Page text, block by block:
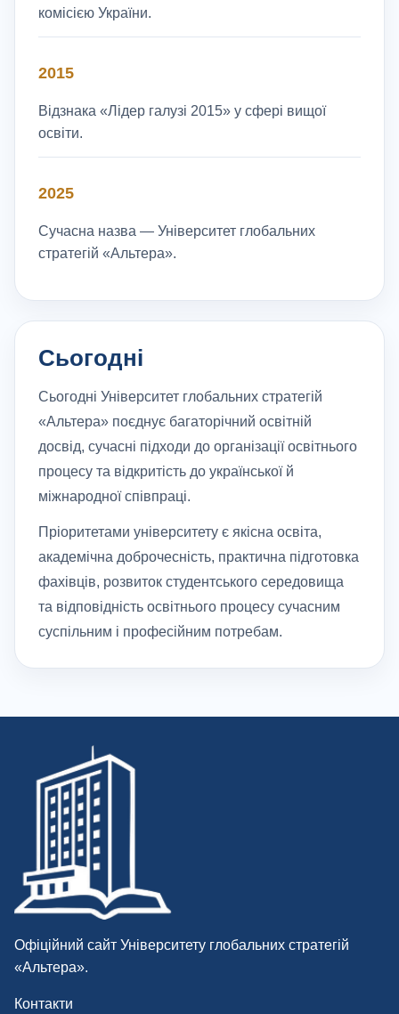
комісією України.
2015
Відзнака «Лідер галузі 2015» у сфері вищої
освіти.
2025
Сучасна назва — Університет глобальних
стратегій «Альтера».
Сьогодні
Сьогодні Університет глобальних стратегій
«Альтера» поєднує багаторічний освітній
досвід, сучасні підходи до організації освітнього
процесу та відкритість до української й
міжнародної співпраці.
Пріоритетами університету є якісна освіта,
академічна доброчесність, практична підготовка
фахівців, розвиток студентського середовища
та відповідність освітнього процесу сучасним
суспільним і професійним потребам.
Офіційний сайт Університету глобальних стратегій
«Альтера».
Контакти